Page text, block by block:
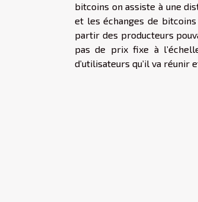
bitcoins on assiste à une
et les échanges de
partir des producteurs
pas de prix fixe à
d’utilisateurs qu’il va